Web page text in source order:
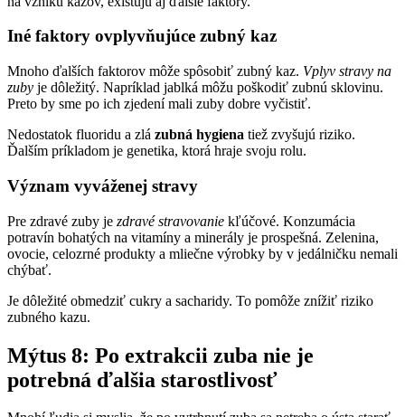
Iné faktory ovplyvňujúce zubný kaz
Mnoho ďalších faktorov môže spôsobiť zubný kaz. Vplyv stravy na
zuby je dôležitý. Napríklad jablká môžu poškodiť zubnú sklovinu.
Preto by sme po ich zjedení mali zuby dobre vyčistiť.
Nedostatok fluoridu a zlá zubná hygiena tiež zvyšujú riziko.
Ďalším príkladom je genetika, ktorá hraje svoju rolu.
Význam vyváženej stravy
Pre zdravé zuby je zdravé stravovanie kľúčové. Konzumácia
potravín bohatých na vitamíny a minerály je prospešná. Zelenina,
ovocie, celozrné produkty a mliečne výrobky by v jedálničku nemali
chýbať.
Je dôležité obmedziť cukry a sacharidy. To pomôže znížiť riziko
zubného kazu.
Mýtus 8: Po extrakcii zuba nie je
potrebná ďalšia starostlivosť